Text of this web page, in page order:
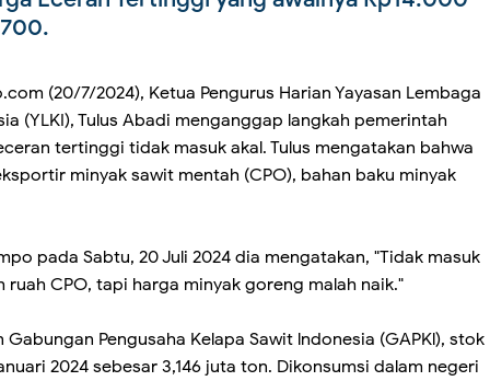
(20/7/2024), Ketua Pengurus Harian Yayasan Lembaga
(YLKI), Tulus Abadi menganggap langkah pemerintah
tertinggi tidak masuk akal. Tulus mengatakan bahwa
minyak sawit mentah (CPO), bahan baku minyak
pada Sabtu, 20 Juli 2024 dia mengatakan, "Tidak masuk
ruah CPO, tapi harga minyak goreng malah naik."
Pengusaha Kelapa Sawit lndonesia (GAPKl), stok
2024 sebesar 3,146 juta ton. Dikonsumsi dalam negeri